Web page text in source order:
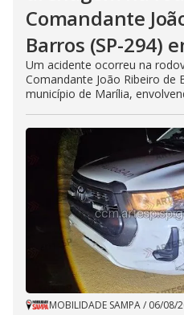
Comandante
Barros (SP-294)
Um acidente ocorreu na
Comandante João Ribeiro de
município de Marília,
MOBILIDADE SAMPA/ 06/08/